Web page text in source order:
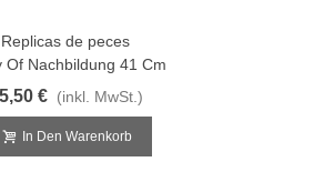
Replicas de peces
Of Nachbildung 41 Cm
€ (inkl. MwSt.)
In Den Warenkorb